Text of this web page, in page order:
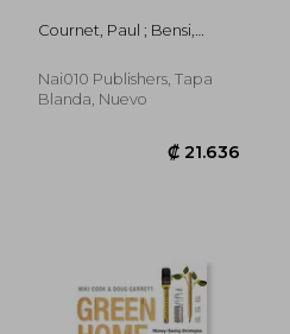
Cournet, Paul ; Bensi,
Nai010 Publishers, Tapa
Blanda, Nuevo